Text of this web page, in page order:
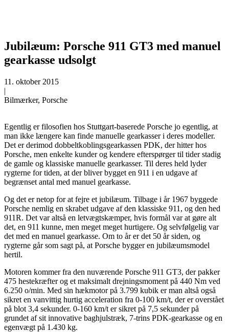
Jubilæum: Porsche 911 GT3 med manuel
gearkasse udsolgt
11. oktober 2015
|
Bilmærker, Porsche
Egentlig er filosofien hos Stuttgart-baserede Porsche jo egentlig, at
man ikke længere kan finde manuelle gearkasser i deres modeller.
Det er derimod dobbeltkoblingsgearkassen PDK, der hitter hos
Porsche, men enkelte kunder og kendere efterspørger til tider stadig
de gamle og klassiske manuelle gearkasser. Til deres held lyder
rygterne for tiden, at der bliver bygget en 911 i en udgave af
begrænset antal med manuel gearkasse.
Og det er netop for at fejre et jubilæum. Tilbage i år 1967 byggede
Porsche nemlig en skrabet udgave af den klassiske 911, og den hed
911R. Det var altså en letvægtskæmper, hvis formål var at gøre alt
det, en 911 kunne, men meget meget hurtigere. Og selvfølgelig var
det med en manuel gearkasse. Om to år er det 50 år siden, og
rygterne går som sagt på, at Porsche bygger en jubilæumsmodel
hertil.
Motoren kommer fra den nuværende Porsche 911 GT3, der pakker
475 hestekræfter og et maksimalt drejningsmoment på 440 Nm ved
6.250 o/min. Med sin hækmotor på 3.799 kubik er man altså også
sikret en vanvittig hurtig acceleration fra 0-100 km/t, der er overstået
på blot 3,4 sekunder. 0-160 km/t er sikret på 7,5 sekunder på
grundet af sit innovative baghjulstræk, 7-trins PDK-gearkasse og en
egenvægt på 1.430 kg.